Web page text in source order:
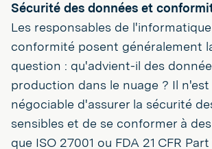
Sécurité des données et
Les responsables de
conformité posent généralement
question : qu'advient-il des
production dans le nuage ? Il n'est
négociable d'assurer la sécurité
sensibles et de se conformer à
que ISO 27001 ou FDA 21 CFR Part